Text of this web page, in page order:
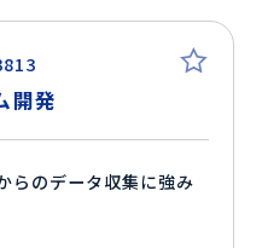
開発
らのデータ収集に強み